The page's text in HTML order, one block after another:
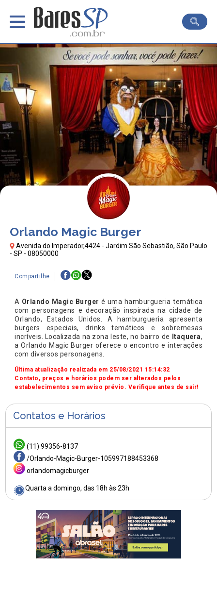
Orlando Magic Burger
Avenida do Imperador,4424 - Jardim São Sebastião, São Paulo
- SP - 08050000
Compartilhe
A Orlando Magic Burger é uma hamburgueria temática
com personagens e decoração inspirada na cidade de
Orlando, Estados Unidos. A hamburgueria apresenta
burgers especiais, drinks temáticos e sobremesas
incríveis. Localizada na zona leste, no bairro de
Itaquera,
a Orlando Magic Burger oferece o encontro e interações
com diversos personagens.
Última atualização realizada em 25/08/2021 15:14:32
Contato, preços e horários podem ser alterados pelos
estabelecimentos sem aviso prévio. Verifique antes de sair!
Contatos e Horários
(11) 99356-8137
/Orlando-Magic-Burger-105997188453368
orlandomagicburger
Quarta a domingo, das 18h às 23h